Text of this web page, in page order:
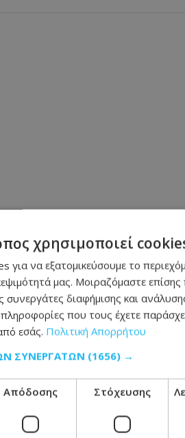
Μοιράσου
χρησιμοποιεί
για να εξατομικεύσουμε το
μας. Μοιραζόμαστε
διαφήμισης και
που τους έχετε
εσάς. Πολιτική Απορρήτου
ΣΥΝΕΡΓΑΤΏΝ (1656) →
Απόδοσης Στόχευσης